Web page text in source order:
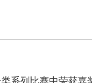
系列比赛中荣获嘉